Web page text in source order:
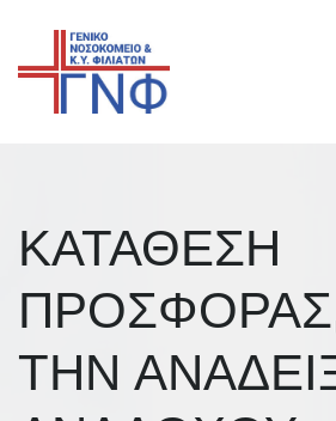
content
ΚΑΤΑΘΕΣΗ
ΠΡΟΣΦΟΡΑΣ,
ΤΗΝ